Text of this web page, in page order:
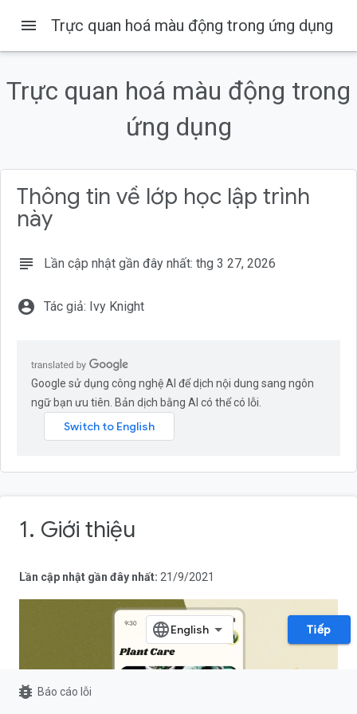
Kiến thức bạn sẽ học được
menu Trực quan hoá màu động trong ứng dụng
Trực quan hoá màu động trong
ứng dụng
Thông tin về lớp học lập trình
này
subject Lần cập nhật gần đây nhất: thg 3 27, 2026
account_circle Tác giả: Ivy Knight
Google sử dụng công nghệ AI để dịch nội dung sang ngôn
ngữ bạn ưu tiên. Bản dịch bằng AI có thể có lỗi.
1. Giới thiệu
Lần cập nhật gần đây nhất: 21/9/2021
Tiếp
bug_report Báo cáo lỗi